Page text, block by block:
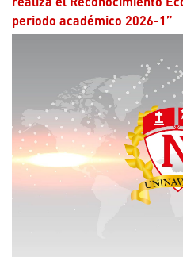
periodo académico 2026-1”